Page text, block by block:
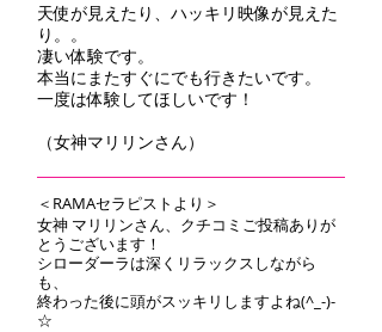
天使が見えたり、ハッキリ映像が見えた
り。。
凄い体験です。
本当にまたすぐにでも行きたいです。
一度は体験してほしいです！
（女神マリリンさん）
＜RAMAセラピストより＞
女神 マリリンさん、クチコミご投稿ありが
とうございます！
シローダーラは深くリラックスしながら
も、
終わった後に頭がスッキリしますよね(^_-)-
☆